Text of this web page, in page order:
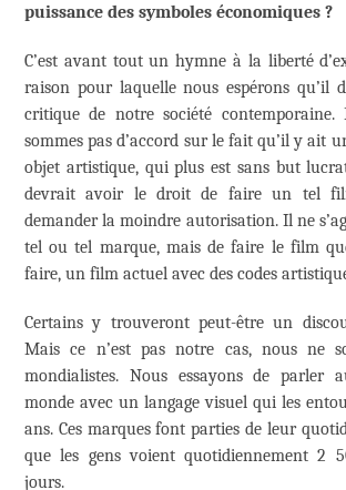
puissance des symboles économiques ?
C’est avant tout un hymne à la liberté
raison pour laquelle nous espérons qu’il
critique de notre société
sommes pas d’accord sur le fait qu’il y ait
objet artistique, qui plus est sans but
devrait avoir le droit de faire un tel
demander la moindre autorisation. Il ne
tel ou tel marque, mais de faire le film
faire, un film actuel avec des codes
Certains y trouveront peut-être un
Mais ce n’est pas notre cas, nous ne
mondialistes. Nous essayons de parler
monde avec un langage visuel qui les
ans. Ces marques font parties de leur
que les gens voient quotidiennement 2
jours.